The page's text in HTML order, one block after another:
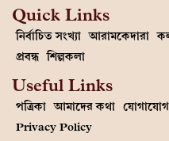
Quick Links
নির্বাচিত সংখ্যা আরামকেদারা
প্রবন্ধ শিল্পকলা
Useful Links
পত্রিকা আমাদের কথা যোগাযোগ
Privacy Policy